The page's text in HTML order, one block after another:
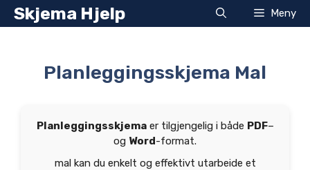
HoppSkjema Hjelp Meny
Planleggingsskjema Mal
Planleggingsskjemaer tilgjengelig i både PDF–
og Word-format.
mal kan du enkelt og effektivt utarbeide et